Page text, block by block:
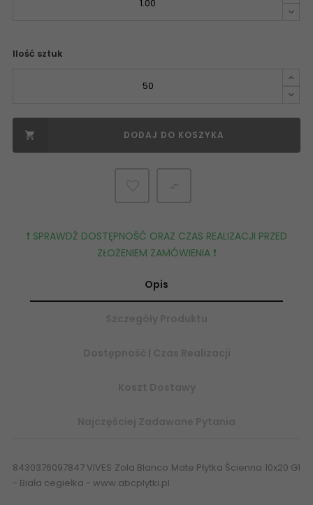
Ilość sztuk
 DODAJ DO KOSZYKA
❗️ SPRAWDŹ DOSTĘPNOŚĆ ORAZ CZAS REALIZACJI PRZED
ZŁOŻENIEM ZAMÓWIENIA ❗️
Opis
8430376097847 VIVES Zola Blanco Mate Płytka Ścienna 10x20 G1
- Biała cegiełka - www.abcplytki.pl